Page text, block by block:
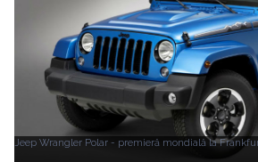
Jeep Wrangler Polar - premieră mondială la